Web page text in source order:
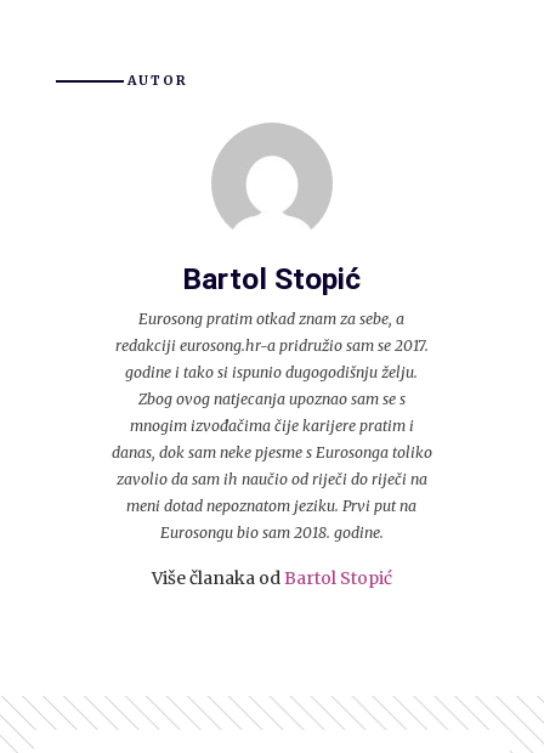
AUTOR
Bartol Stopić
Eurosong pratim otkad znam za sebe, a
redakciji eurosong.hr-a pridružio sam se 2017.
godine i tako si ispunio dugogodišnju želju.
Zbog ovog natjecanja upoznao sam se s
mnogim izvođačima čije karijere pratim i
danas, dok sam neke pjesme s Eurosonga toliko
zavolio da sam ih naučio od riječi do riječi na
meni dotad nepoznatom jeziku. Prvi put na
Eurosongu bio sam 2018. godine.
Više članaka odBartol Stopić